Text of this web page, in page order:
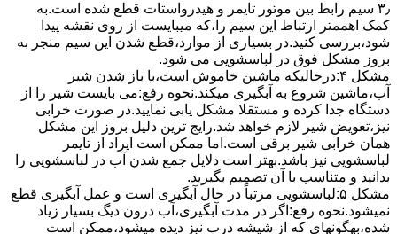
۳٫ ﺳﯿﻢ راﺑﻂ ﺑﯿﻦ ﻣﻮﺗﻮر ﺗﺎﯾﻤﺮ و ﻫﯿﺪرواﺳﺘﺎت ﻗﻄﻊ ﺷﺪه اﺳﺖ.به
کمک اهممتر ارﺗﺒﺎط اﯾﻦ ﺳﯿﻢ را،ﮐﻪ میبایست از روی ﻧﻘﺸﻪ ﭘﯿﺪا
ﺷﻮد،بررسی ﮐﻨﯿﺪ.در ﺑﺴﯿﺎری از موارد،ﻗﻄﻊ ﺷﺪن اﯾﻦ ﺳﯿﻢ ﻣﻨﺠﺮ ﺑﻪ
ﺑﺮوز مشکل ﻓﻮق در لباسشویی می شود.
مشکل ۴:درحالیکه ﻣﺎﺷﯿﻦ ﺧﺎﻣﻮش اﺳﺖ،ﺑﺎ ﺑﺎز ﺷﺪن ﺷﯿﺮ
آب،ﻣﺎﺷﯿﻦ ﺷﺮوع ﺑﻪ آﺑﮕﯿﺮی میکند.نحوه رﻓﻊ:می بایست ﺷﯿﺮ را از
دستگاه جدا کرده و مستقلا مشکل یابی نمایید.در صورت خرابی
نیز،تعویض شیر لازم خواهد شد.رایج ترین دلیل بروز این مشکل
همان خرابی شیر برقی است.اما ممکن است ایراد از تایمر
لباسشویی نیز باشد.بهتر است دلایل جمع شدن آب در لباسشویی را
بدانید و متناسب با آن تصمیم بگیرید.
مشکل ۵:لباسشویی مرتباً در ﺣﺎل آﺑﮕﯿﺮی اﺳﺖ و ﻋﻤﻞ آﺑﮕﯿﺮی ﻗﻄﻊ
نمیشود.نحوه رﻓﻊ:اﮔﺮ در ﻣﺪت آﺑﮕﯿﺮی،آب درون دﯾﮓ ﺑﺴﯿﺎر زﯾﺎد
ﺷﺪه،بهگونهای ﮐﻪ از ﺷﯿﺸﻪ درب ﻧﯿﺰ دﯾﺪه میشود،ممکن است